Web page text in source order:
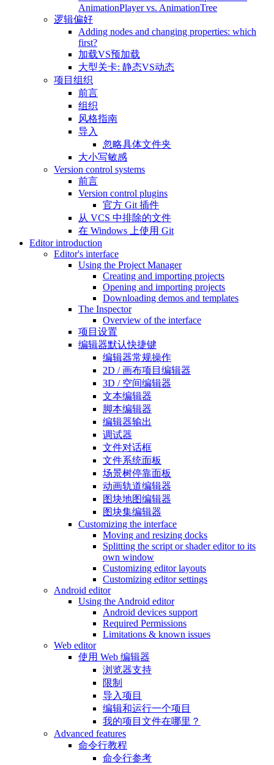
AnimationPlayer vs. AnimationTree
逻辑偏好
Adding nodes and changing properties: which
first?
加载VS预加载
大型关卡: 静态VS动态
项目组织
前言
组织
风格指南
导入
忽略具体文件夹
大小写敏感
Version control systems
前言
Version control plugins
官方 Git 插件
从 VCS 中排除的文件
在 Windows 上使用 Git
Editor introduction
Editor's interface
Using the Project Manager
Creating and importing projects
Opening and importing projects
Downloading demos and templates
The Inspector
Overview of the interface
项目设置
编辑器默认快捷键
编辑器常规操作
2D / 画布项目编辑器
3D / 空间编辑器
文本编辑器
脚本编辑器
编辑器输出
调试器
文件对话框
文件系统面板
场景树停靠面板
动画轨道编辑器
图块地图编辑器
图块集编辑器
Customizing the interface
Moving and resizing docks
Splitting the script or shader editor to its
own window
Customizing editor layouts
Customizing editor settings
Android editor
Using the Android editor
Android devices support
Required Permissions
Limitations & known issues
Web editor
使用 Web 编辑器
浏览器支持
限制
导入项目
编辑和运行一个项目
我的项目文件在哪里？
Advanced features
命令行教程
命令行参考